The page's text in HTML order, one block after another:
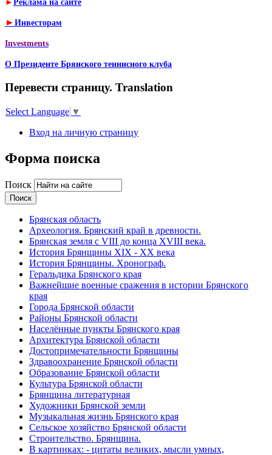
► Реклама на сайте
► Инвесторам
Investments
О Президенте Брянского теннисного клуба
Перевести страницу. Translation
Select Language ▼
Вход на личную страницу
Форма поиска
Поиск
Брянская область
Археология. Брянский край в древности.
Брянская земля с VIII до конца XVIII века.
История Брянщины XIX - XX века
История Брянщины. Хронограф.
Геральдика Брянского края
Важнейшие военные сражения в истории Брянского
края
Города Брянской области
Районы Брянской области
Населённые пункты Брянского края
Архитектура Брянской области
Достопримечательности Брянщины
Здравоохранение Брянской области
Образование Брянской области
Культура Брянской области
Брянщина литературная
Художники Брянской земли
Музыкальная жизнь Брянского края
Сельское хозяйство Брянской области
Строительство. Брянщина.
В картинках: - цитаты великих, мысли умных,